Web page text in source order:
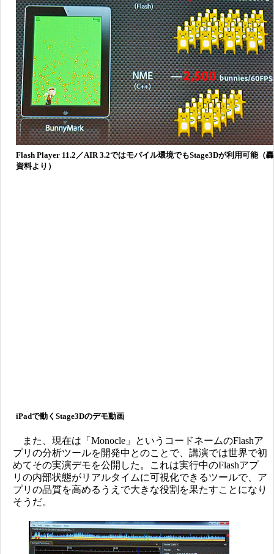
Flash Player 11.2／AIR 3.2ではモバイル環境でもStage3Dが利用可能（
資料より）
iPadで動くStage3Dのデモ動画
また、現在は「Monocle」というコードネームのFlashア
プリの分析ツールを開発中とのことで、講演では世界で初
めてその実演デモを公開した。これは実行中のFlashアプ
リの内部状態がリアルタイムに可視化できるツールで、ア
プリの品質を高めるうえで大きな役割を果たすことになり
そうだ。